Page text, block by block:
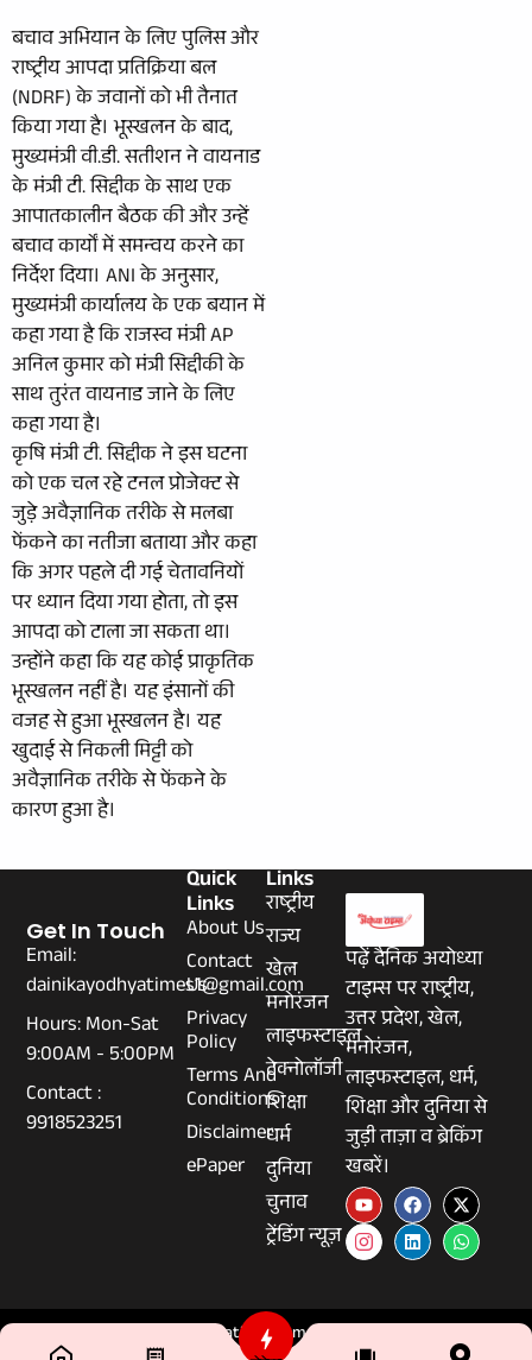
बचाव अभियान के लिए पुलिस और
राष्ट्रीय आपदा प्रतिक्रिया बल
(NDRF) के जवानों को भी तैनात
किया गया है। भूस्खलन के बाद,
मुख्यमंत्री वी.डी. सतीशन ने वायनाड
के मंत्री टी. सिद्दीक के साथ एक
आपातकालीन बैठक की और उन्हें
बचाव कार्यों में समन्वय करने का
निर्देश दिया। ANI के अनुसार,
मुख्यमंत्री कार्यालय के एक बयान में
कहा गया है कि राजस्व मंत्री AP
अनिल कुमार को मंत्री सिद्दीकी के
साथ तुरंत वायनाड जाने के लिए
कहा गया है।
कृषि मंत्री टी. सिद्दीक ने इस घटना
को एक चल रहे टनल प्रोजेक्ट से
जुड़े अवैज्ञानिक तरीके से मलबा
फेंकने का नतीजा बताया और कहा
कि अगर पहले दी गई चेतावनियों
पर ध्यान दिया गया होता, तो इस
आपदा को टाला जा सकता था।
उन्होंने कहा कि यह कोई प्राकृतिक
भूस्खलन नहीं है। यह इंसानों की
वजह से हुआ भूस्खलन है। यह
खुदाई से निकली मिट्टी को
अवैज्ञानिक तरीके से फेंकने के
कारण हुआ है।
पढ़ें दैनिक अयोध्या
टाइम्स पर राष्ट्रीय,
उत्तर प्रदेश, खेल,
मनोरंजन,
लाइफस्टाइल, धर्म,
शिक्षा और दुनिया से
जुड़ी ताज़ा व ब्रेकिंग
खबरें।
Links
राष्ट्रीय
राज्य
खेल
मनोरंजन
लाइफस्टाइल
टेक्नोलॉजी
शिक्षा
धर्म
दुनिया
चुनाव
ट्रेंडिंग न्यूज़
Quick
Links
About Us
Contact
Us
Privacy
Policy
Terms And
Conditions
Disclaimer
ePaper
Get In Touch
Email:
dainikayodhyatimes1@gmail.com
Hours: Mon-Sat
9:00AM - 5:00PM
Contact :
9918523251
© 2026 Dainikayodhyatimes.com - All Rights Reserved.